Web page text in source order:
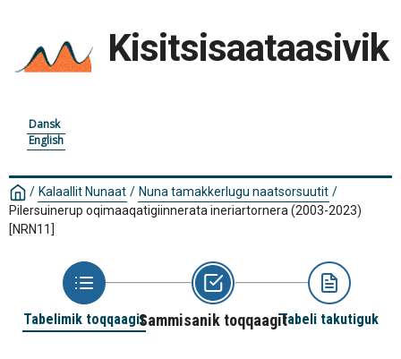
Kisitsisaataasivik
Dansk
English
/ Kalaallit Nunaat / Nuna tamakkerlugu naatsorsuutit /
Pilersuinerup oqimaaqatigiinnerata ineriartornera (2003-2023)
[NRN11]
Tabelimik toqqaagitSammisanik toqqaagitTabeli takutiguk